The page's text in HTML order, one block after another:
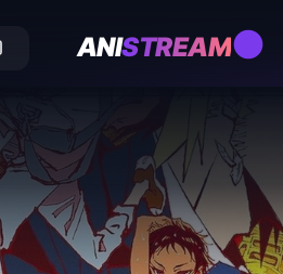
ANISTREAM